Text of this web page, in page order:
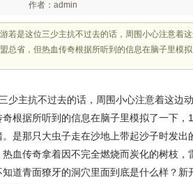
作者：admin
若是这位三少主抗不过去的话，周围小心注意着
总省，但热血传奇根据所听到的信息在脑子里模
少主抗不过去的话，周围小心注意着这边
根据所听到的信息在脑子里模拟了一下，
是那只大虫子走在沙地上带起沙子时发出
血传奇拿着因不完全燃烧而炭化的树枝，
道青面獠牙的洞穴里面到底是什么样？新